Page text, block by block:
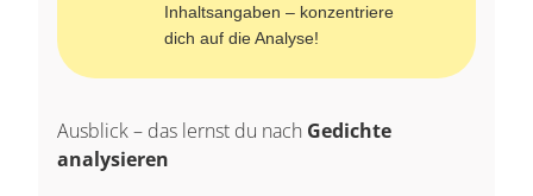
Inhaltsangaben – konzentriere
dich auf die Analyse!
Ausblick – das lernst du nach Gedichte
analysieren